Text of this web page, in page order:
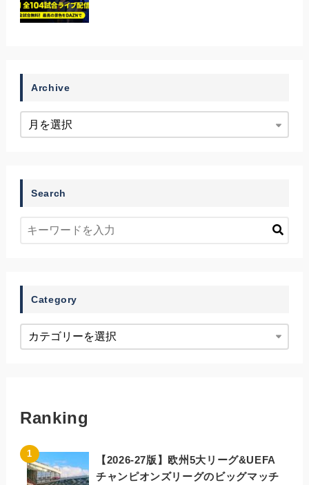
Archive
Search
Category
Ranking
【2026-27版】欧州5大リーグ&UEFA
チャンピオンズリーグのビッグマッチ